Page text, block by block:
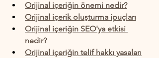
Orijinal içeriğin önemi nedir?
Orijinal içerik oluşturma ipuçları
Orijinal içeriğin SEO'ya etkisi
nedir?
Orijinal içeriğin telif hakkı yasaları